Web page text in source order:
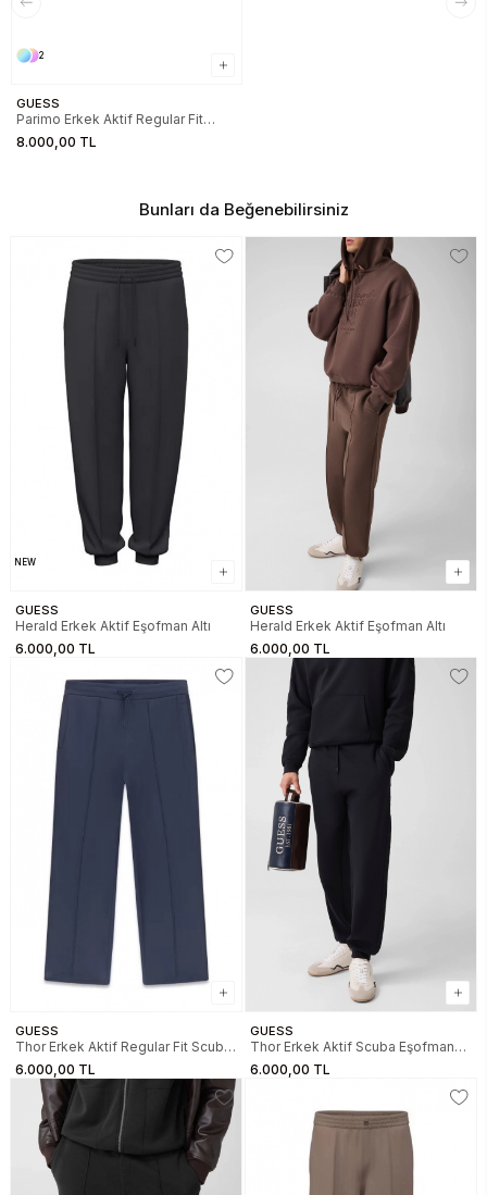
2
GUESS
Parimo Erkek Aktif Regular Fit
Eşofman Altı
8.000,00 TL
Bunları da Beğenebilirsiniz
NEW
GUESS
Herald Erkek Aktif Eşofman Altı
6.000,00 TL
GUESS
Herald Erkek Aktif Eşofman Altı
6.000,00 TL
GUESS
Thor Erkek Aktif Regular Fit Scuba
Eşofman Altı
6.000,00 TL
GUESS
Thor Erkek Aktif Scuba Eşofman
Altı
6.000,00 TL